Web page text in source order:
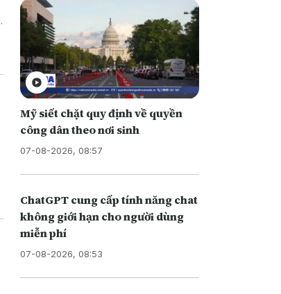
Mỹ siết chặt quy định về quyền
công dân theo nơi sinh
07-08-2026, 08:57
ChatGPT cung cấp tính năng chat
không giới hạn cho người dùng
miễn phí
07-08-2026, 08:53